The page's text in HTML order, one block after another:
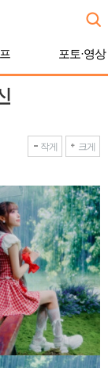
포토·영상
작게 크게